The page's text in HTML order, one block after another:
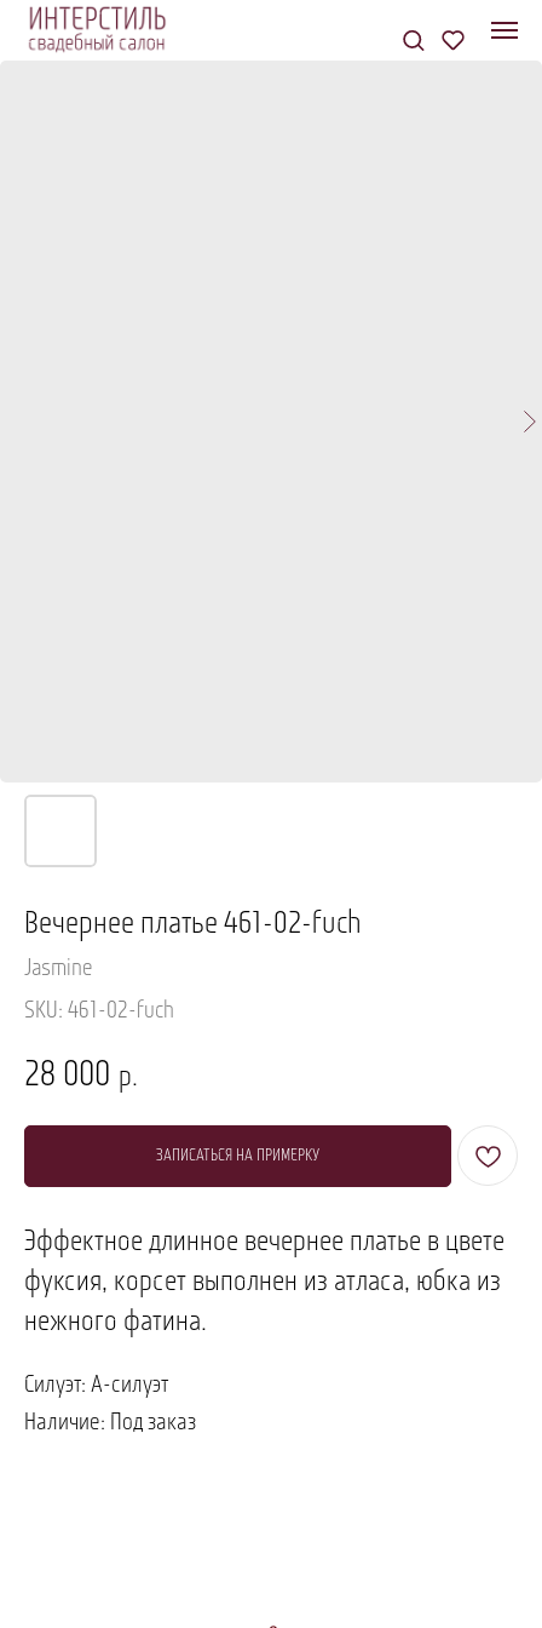
ПОЗВОНИТЬ
Вечернее платье 461-02-fuch
Jasmine
SKU: 461-02-fuch
28 000 р.
ЗАПИСАТЬСЯ НА ПРИМЕРКУ
Эффектное длинное вечернее платье в цвете
фуксия, корсет выполнен из атласа, юбка из
нежного фатина.
Силуэт: А-силуэт
Наличие: Под заказ